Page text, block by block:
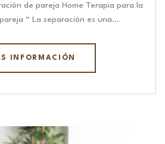
de pareja Home Terapia para la
“ La separación es una…
INFORMACIÓN